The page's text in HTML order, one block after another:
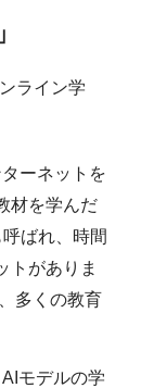
ライン学
ーネットを
材を学んだ
ばれ、時間
トがありま
多くの教育
AIモデルの学